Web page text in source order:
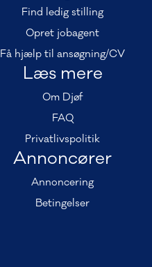
Find ledig stilling
Opret jobagent
Få hjælp til ansøgning/CV
Læs mere
Om Djøf
FAQ
Privatlivspolitik
Annoncører
Annoncering
Betingelser